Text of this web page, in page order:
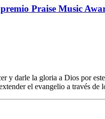
Praise Music
y darle la gloria a Dios por
el evangelio a través